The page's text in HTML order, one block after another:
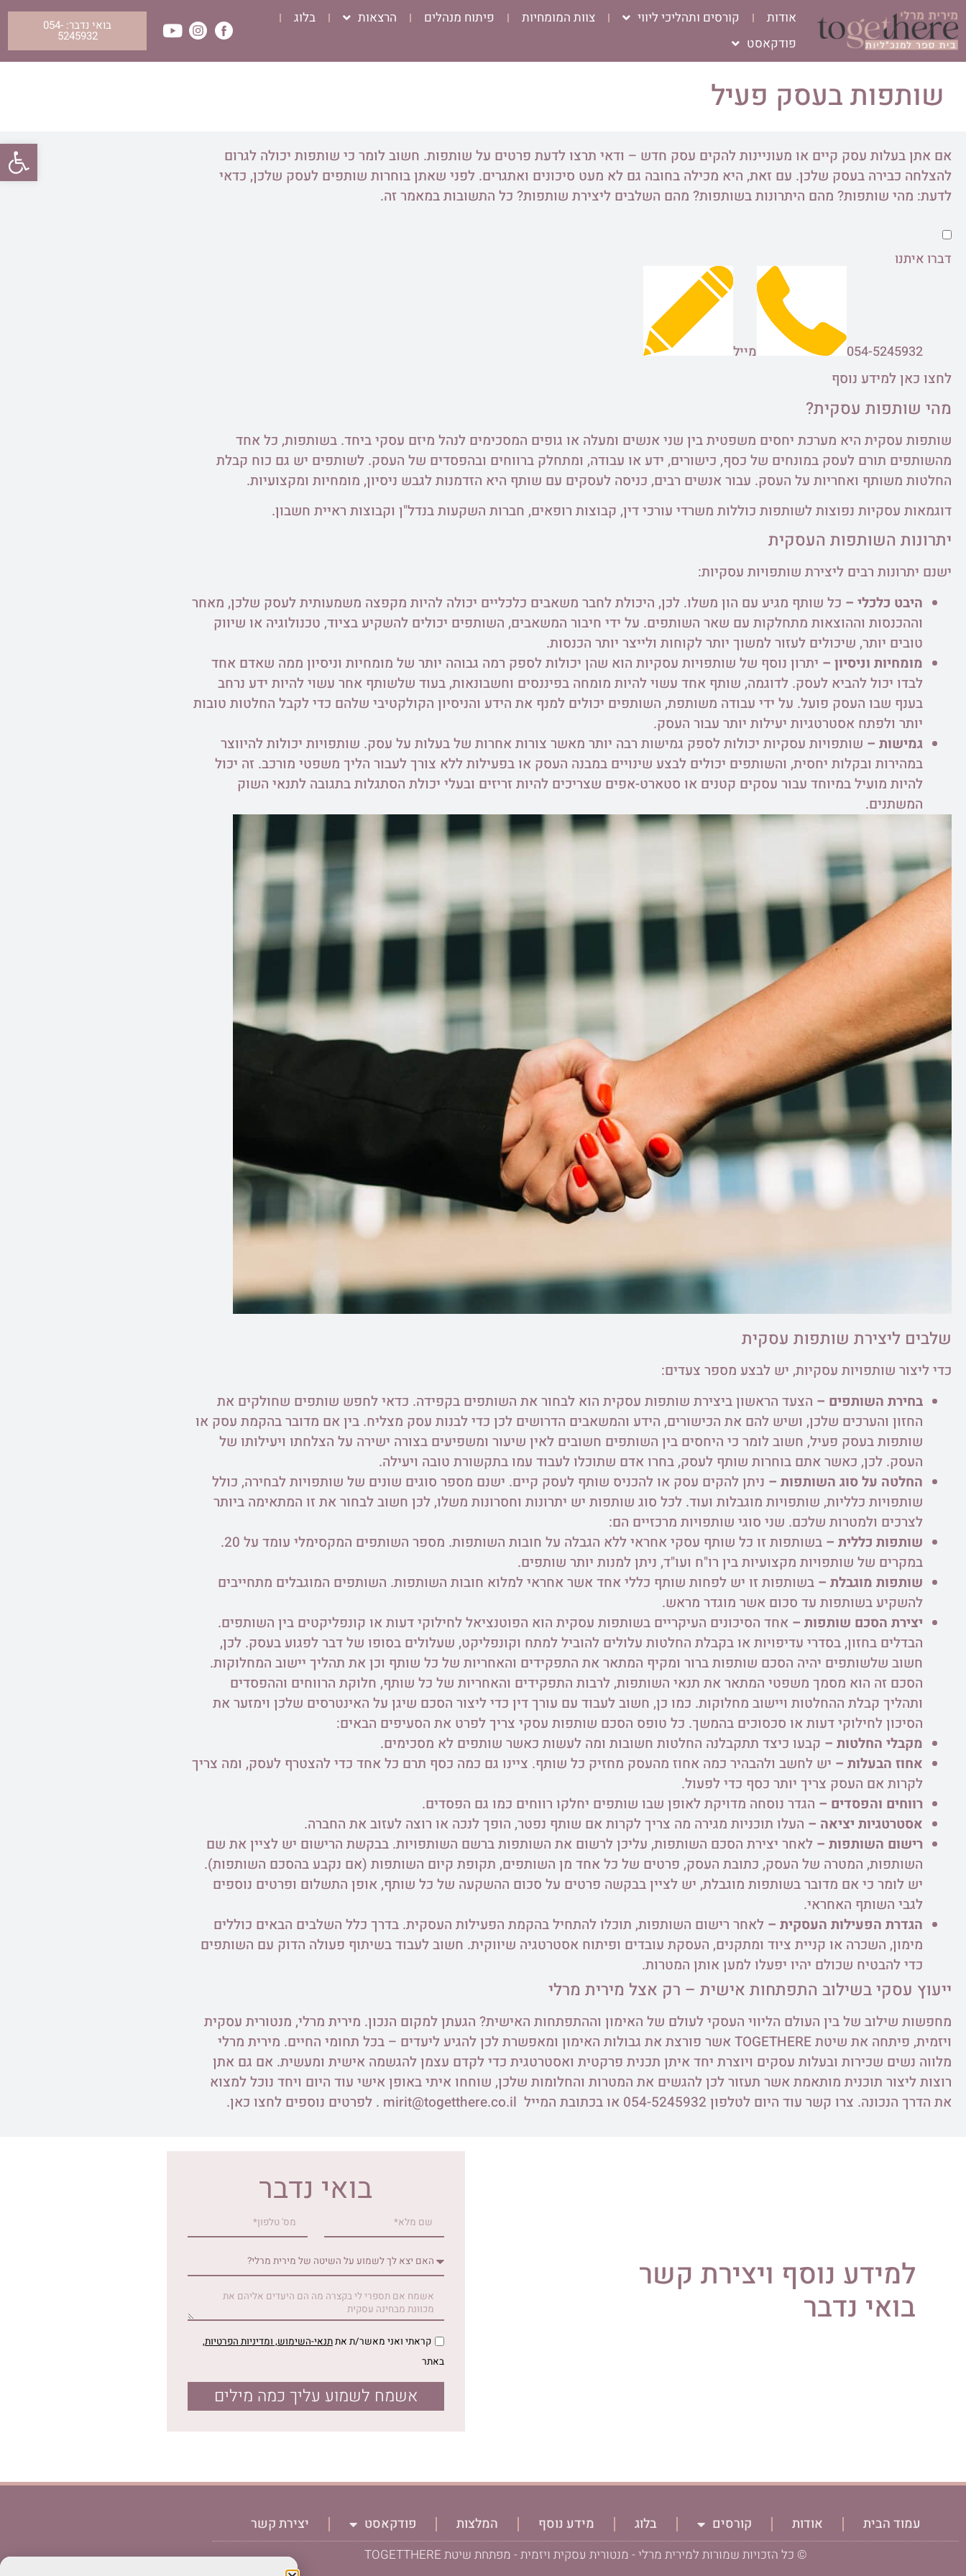
פתח
אודות קורסים ותהליכי ליווי צוות המומחיות פיתוח מנהלים הרצאות
בלוג
פודקאסט
בואי נדבר: 054-
5245932
שותפות בעסק פעיל
אם אתן בעלות עסק קיים או מעוניינות להקים עסק חדש – ודאי תרצו לדעת פרטים על שותפות. חשוב לומר כי שותפות יכולה לגרום
להצלחה כבירה בעסק שלכן. עם זאת, היא מכילה בחובה גם לא מעט סיכונים ואתגרים. לפני שאתן בוחרות שותפים לעסק שלכן, כדאי
לדעת: מהי שותפות? מהם היתרונות בשותפות? מהם השלבים ליצירת שותפות? כל התשובות במאמר זה.
דברו איתנו
054-5245932 מייל
לחצו כאן למידע נוסף
מהי שותפות עסקית?
שותפות עסקית היא מערכת יחסים משפטית בין שני אנשים ומעלה או גופים המסכימים לנהל מיזם עסקי ביחד. בשותפות, כל אחד
מהשותפים תורם לעסק במונחים של כסף, כישורים, ידע או עבודה, ומתחלק ברווחים ובהפסדים של העסק. לשותפים יש גם כוח קבלת
החלטות משותף ואחריות על העסק. עבור אנשים רבים, כניסה לעסקים עם שותף היא הזדמנות לגבש ניסיון, מומחיות ומקצועיות.
דוגמאות עסקיות נפוצות לשותפות כוללות משרדי עורכי דין, קבוצות רופאים, חברות השקעות בנדל"ן וקבוצות ראיית חשבון.
יתרונות השותפות העסקית
ישנם יתרונות רבים ליצירת שותפויות עסקיות:
היבט כלכלי – כל שותף מגיע עם הון משלו. לכן, היכולת לחבר משאבים כלכליים יכולה להיות מקפצה משמעותית לעסק שלכן, מאחר
וההכנסות וההוצאות מתחלקות עם שאר השותפים. על ידי חיבור המשאבים, השותפים יכולים להשקיע בציוד, טכנולוגיה או שיווק
טובים יותר, שיכולים לעזור למשוך יותר לקוחות ולייצר יותר הכנסות.
מומחיות וניסיון – יתרון נוסף של שותפויות עסקיות הוא שהן יכולות לספק רמה גבוהה יותר של מומחיות וניסיון ממה שאדם אחד
לבדו יכול להביא לעסק. לדוגמה, שותף אחד עשוי להיות מומחה בפיננסים וחשבונאות, בעוד שלשותף אחר עשוי להיות ידע נרחב
בענף שבו העסק פועל. על ידי עבודה משותפת, השותפים יכולים למנף את הידע והניסיון הקולקטיבי שלהם כדי לקבל החלטות טובות
יותר ולפתח אסטרטגיות יעילות יותר עבור העסק.
גמישות – שותפויות עסקיות יכולות לספק גמישות רבה יותר מאשר צורות אחרות של בעלות על עסק. שותפויות יכולות להיווצר
במהירות ובקלות יחסית, והשותפים יכולים לבצע שינויים במבנה העסק או בפעילות ללא צורך לעבור הליך משפטי מורכב. זה יכול
להיות מועיל במיוחד עבור עסקים קטנים או סטארט-אפים שצריכים להיות זריזים ובעלי יכולת הסתגלות בתגובה לתנאי השוק
המשתנים.
שלבים ליצירת שותפות עסקית
כדי ליצור שותפויות עסקיות, יש לבצע מספר צעדים:
בחירת השותפים – הצעד הראשון ביצירת שותפות עסקית הוא לבחור את השותפים בקפידה. כדאי לחפש שותפים שחולקים את
החזון והערכים שלכן, ושיש להם את הכישורים, הידע והמשאבים הדרושים לכן כדי לבנות עסק מצליח. בין אם מדובר בהקמת עסק או
שותפות בעסק פעיל, חשוב לומר כי היחסים בין השותפים חשובים לאין שיעור ומשפיעים בצורה ישירה על הצלחתו ויעילותו של
העסק. לכן, כאשר אתם בוחרות שותף לעסק, בחרו אדם שתוכלו לעבוד עמו בתקשורת טובה ויעילה.
החלטה על סוג השותפות – ניתן להקים עסק או להכניס שותף לעסק קיים. ישנם מספר סוגים שונים של שותפויות לבחירה, כולל
שותפויות כלליות, שותפויות מוגבלות ועוד. לכל סוג שותפות יש יתרונות וחסרונות משלו, לכן חשוב לבחור את זו המתאימה ביותר
לצרכים ולמטרות שלכם. שני סוגי שותפויות מרכזיים הם:
שותפות כללית –
בשותפות זו כל שותף עסקי אחראי ללא הגבלה על חובות השותפות. מספר השותפים המקסימלי עומד על 20.
במקרים של שותפויות מקצועיות בין רו"ח ועו"ד, ניתן למנות יותר שותפים.
שותפות מוגבלת – בשותפות זו יש לפחות שותף כללי אחד אשר אחראי למלוא חובות השותפות. השותפים המוגבלים מתחייבים
להשקיע בשותפות עד סכום אשר מוגדר מראש.
יצירת הסכם שותפות – אחד הסיכונים העיקריים בשותפות עסקית הוא הפוטנציאל לחילוקי דעות או קונפליקטים בין השותפים.
הבדלים בחזון, בסדרי עדיפויות או בקבלת החלטות עלולים להוביל למתח וקונפליקט, שעלולים בסופו של דבר לפגוע בעסק. לכן,
חשוב שלשותפים יהיה הסכם שותפות ברור ומקיף המתאר את התפקידים והאחריות של כל שותף וכן את תהליך יישוב המחלוקות.
הסכם זה הוא מסמך משפטי המתאר את תנאי השותפות, לרבות התפקידים והאחריות של כל שותף, חלוקת הרווחים וההפסדים
ותהליך קבלת ההחלטות ויישוב מחלוקות. כמו כן, חשוב לעבוד עם עורך דין כדי ליצור הסכם שיגן על האינטרסים שלכן וימזער את
הסיכון לחילוקי דעות או סכסוכים בהמשך. כל טופס הסכם שותפות עסקי צריך לפרט את הסעיפים הבאים:
מקבלי החלטות – קבעו כיצד תתקבלנה החלטות חשובות ומה לעשות כאשר שותפים לא מסכימים.
אחוז הבעלות – יש לחשב ולהבהיר כמה אחוז מהעסק מחזיק כל שותף. ציינו גם כמה כסף תרם כל אחד כדי להצטרף לעסק, ומה צריך
לקרות אם העסק צריך יותר כסף כדי לפעול.
רווחים והפסדים – הגדר נוסחה מדויקת לאופן שבו שותפים יחלקו רווחים כמו גם הפסדים.
אסטרטגיות יציאה – העלו תוכניות מגירה מה צריך לקרות אם שותף נפטר, הופך לנכה או רוצה לעזוב את החברה.
רישום השותפות – לאחר יצירת הסכם השותפות, עליכן לרשום את השותפות ברשם השותפויות. בבקשת הרישום יש לציין את שם
השותפות, המטרה של העסק, כתובת העסק, פרטים של כל אחד מן השותפים, תקופת קיום השותפות (אם נקבע בהסכם השותפות).
יש לומר כי אם מדובר בשותפות מוגבלת, יש לציין בבקשה פרטים על סכום ההשקעה של כל שותף, אופן התשלום ופרטים נוספים
לגבי השותף האחראי.
הגדרת הפעילות העסקית – לאחר רישום השותפות, תוכלו להתחיל בהקמת הפעילות העסקית. בדרך כלל השלבים הבאים כוללים
מימון, השכרה או קניית ציוד ומתקנים, העסקת עובדים ופיתוח אסטרטגיה שיווקית. חשוב לעבוד בשיתוף פעולה הדוק עם השותפים
כדי להבטיח שכולם יהיו יפעלו למען אותן המטרות.
ייעוץ עסקי בשילוב התפתחות אישית – רק אצל מירית מרלי
מחפשות שילוב של בין העולם הליווי העסקי לעולם של האימון וההתפתחות האישית? הגעתן למקום הנכון. מירית מרלי, מנטורית עסקית
ויזמית, פיתחה את שיטת TOGETHERE אשר פורצת את גבולות האימון ומאפשרת לכן להגיע ליעדים – בכל תחומי החיים.
מירית מרלי
מלווה נשים שכירות ובעלות עסקים ויוצרת יחד איתן תכנית פרקטית ואסטרטגית כדי לקדם עצמן להגשמה אישית ומעשית. אם גם אתן
רוצות ליצור תוכנית מותאמת אשר תעזור לכן להגשים את המטרות והחלומות שלכן, שוחחו איתי באופן אישי עוד היום ויחד נוכל למצוא
את הדרך הנכונה. צרו קשר עוד היום לטלפון 054-5245932 או בכתובת המייל
mirit@togetthere.co.il . לפרטים נוספים לחצו כאן.
למידע נוסף ויצירת קשר
בואי נדבר
בואי נדבר
קראתי ואני מאשר/ת אתתנאי-השימוש, ומדיניות הפרטיות,
באתר
אשמח לשמוע עליך כמה מילים
עמוד הבית אודות קורסים בלוג מידע נוסף המלצות פודקאסט יצירת קשר
© כל הזכויות שמורות למירית מרלי - מנטורית עסקית ויזמית - מפתחת שיטת TOGETTHERE